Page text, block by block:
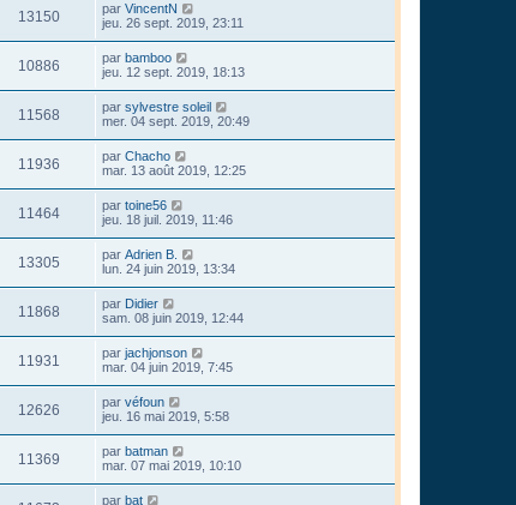
13150 par VincentN
jeu. 26 sept. 2019, 23:11
10886 par bamboo
jeu. 12 sept. 2019, 18:13
11568 par sylvestre soleil
mer. 04 sept. 2019, 20:49
11936 par Chacho
mar. 13 août 2019, 12:25
11464 par toine56
jeu. 18 juil. 2019, 11:46
13305 par Adrien B.
lun. 24 juin 2019, 13:34
11868 par Didier
sam. 08 juin 2019, 12:44
11931 par jachjonson
mar. 04 juin 2019, 7:45
12626 par véfoun
jeu. 16 mai 2019, 5:58
11369 par batman
mar. 07 mai 2019, 10:10
par bat